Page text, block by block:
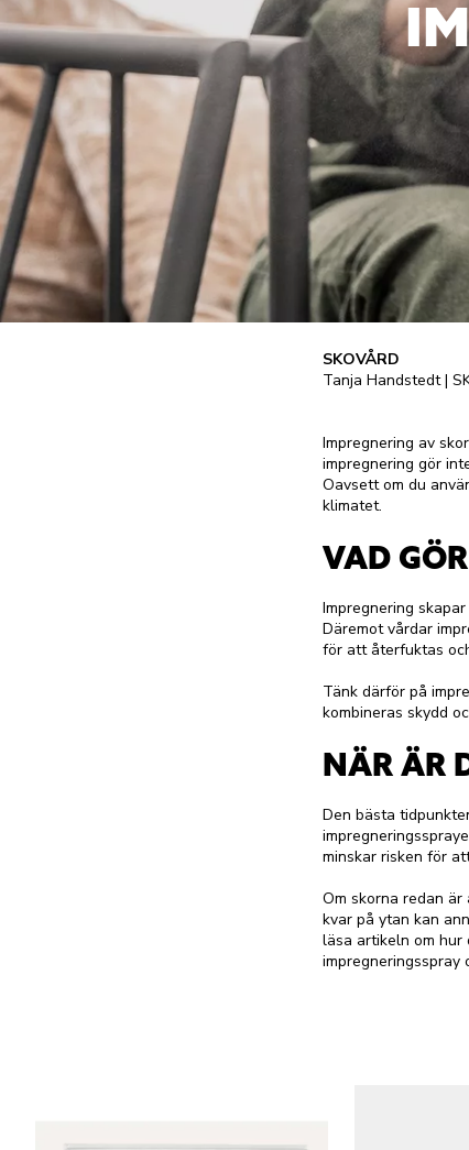
SKOVÅRD
Tanja Handstedt |
Impregnering av
impregnering gör
Oavsett om du
klimatet.
VAD
Impregnering
Däremot vårdar
för att återfuktas
Tänk därför på
kombineras skydd
NÄR ÄR
Den bästa
minskar risken för
Om skorna redan
kvar på ytan kan
läsa artikeln om hur
impregneringsspray